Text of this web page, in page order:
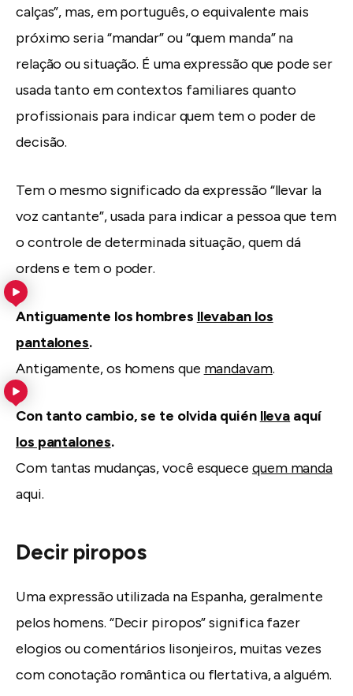
calças”, mas, em português, o equivalente mais
próximo seria “mandar” ou “quem manda” na
relação ou situação. É uma expressão que pode ser
usada tanto em contextos familiares quanto
profissionais para indicar quem tem o poder de
decisão.
Tem o mesmo significado da expressão “llevar la
voz cantante”, usada para indicar a pessoa que tem
o controle de determinada situação, quem dá
ordens e tem o poder.
Antiguamente los hombres llevaban los
pantalones.
Antigamente, os homens que mandavam.
Con tanto cambio, se te olvida quién lleva aquí
los pantalones.
Com tantas mudanças, você esquece quem manda
aqui.
Decir piropos
Uma expressão utilizada na Espanha, geralmente
pelos homens. “Decir piropos” significa fazer
elogios ou comentários lisonjeiros, muitas vezes
com conotação romântica ou flertativa, a alguém.